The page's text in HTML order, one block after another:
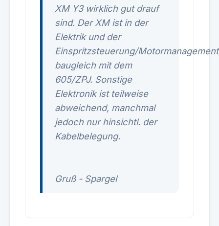
XM Y3 wirklich gut drauf
sind. Der XM ist in der
Elektrik und der
Einspritzsteuerung/Motormanagement
baugleich mit dem
605/ZPJ. Sonstige
Elektronik ist teilweise
abweichend, manchmal
jedoch nur hinsichtl. der
Kabelbelegung.
Gruß - Spargel